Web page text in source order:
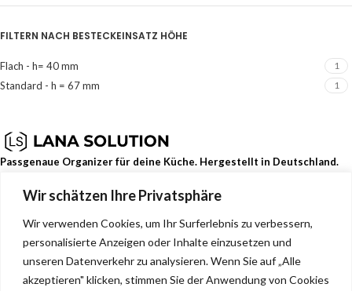
Wir schätzen Ihre Privatsphäre
Wir verwenden Cookies, um Ihr Surferlebnis zu verbessern,
personalisierte Anzeigen oder Inhalte einzusetzen und
unseren Datenverkehr zu analysieren. Wenn Sie auf „Alle
akzeptieren" klicken, stimmen Sie der Anwendung von Cookies
FILTERN NACH BESTECKEINSATZ HÖHE
Flach - h= 40 mm 1
Standard - h = 67 mm 1
Passgenaue Organizer für deine Küche. Hergestellt in Deutschland.
Dehmerstr. 93b, Bad Oeynhausen, Deutschland, 32549
info@lana-solution.de
NEUESTE BEITRÄGE
SERVICE